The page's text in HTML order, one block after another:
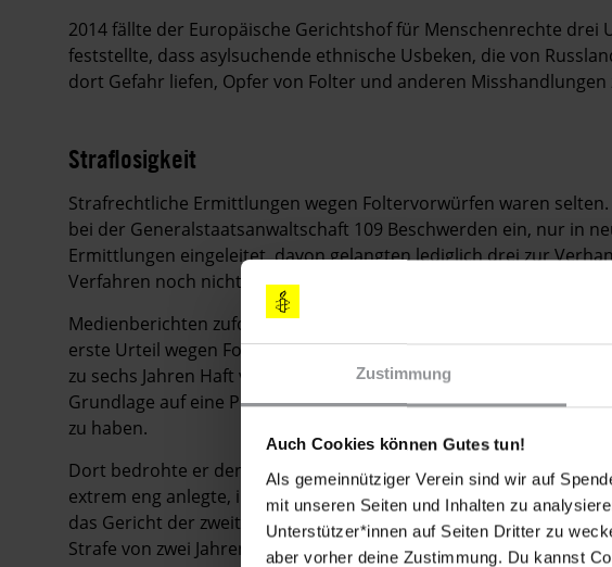
Zustimmung
Auch Cookies können Gutes tun!
Als gemeinnütziger Verein sind wir auf
mit unseren Seiten und Inhalten zu
Unterstützer*innen auf Seiten Dritter zu
aber vorher deine Zustimmung. Du kannst
2014 fällte der Europäische Gerichtshof für Menschenrechte drei
feststellte, dass asylsuchende ethnische Usbeken, die von
dort Gefahr liefen, Opfer von Folter und anderen Misshandlungen
Straflosigkeit
Strafrechtliche Ermittlungen wegen Foltervorwürfen waren
bei der Generalstaatsanwaltschaft 109 Beschwerden ein, nur in
Ermittlungen eingeleitet, davon gelangten lediglich drei zur
Verfahren noch nicht abgeschlossen.
Medienberichten zufolge fällte das Swerdlowsker Bezirksgericht
erste Urteil wegen Folter nach Artikel 305-1 des
zu sechs Jahren Haft verurteilt. Nach Ansicht des Gerichts hatte er
Grundlage auf eine Polizeiwache gebracht, nachdem er ihn
zu haben.
Dort bedrohte er den Mann und zwang ihn, den Diebstahl zu
extrem eng anlegte, ihm eine Plastiktüte über den Kopf stülpte
das Gericht der zweiten Instanz Adilet Motuev jedoch von allen
Strafe von zwei Jahren Haft, weil er unbefugt Ermittlungen